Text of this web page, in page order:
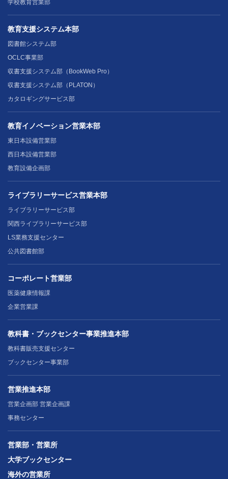
学校教育営業部
教育支援システム本部
図書館システム部
OCLC事業部
収書支援システム部（BookWeb Pro）
収書支援システム部（PLATON）
カタロギングサービス部
教育イノベーション営業本部
東日本設備営業部
西日本設備営業部
教育設備企画部
ライブラリーサービス営業本部
ライブラリーサービス部
関西ライブラリーサービス部
LS業務支援センター
公共図書館部
コーポレート営業部
医薬健康情報課
企業営業課
教科書・ブックセンター事業推進本部
教科書販売支援センター
ブックセンター事業部
営業推進本部
営業企画部 営業企画課
事務センター
営業部・営業所
大学ブックセンター
海外の営業所